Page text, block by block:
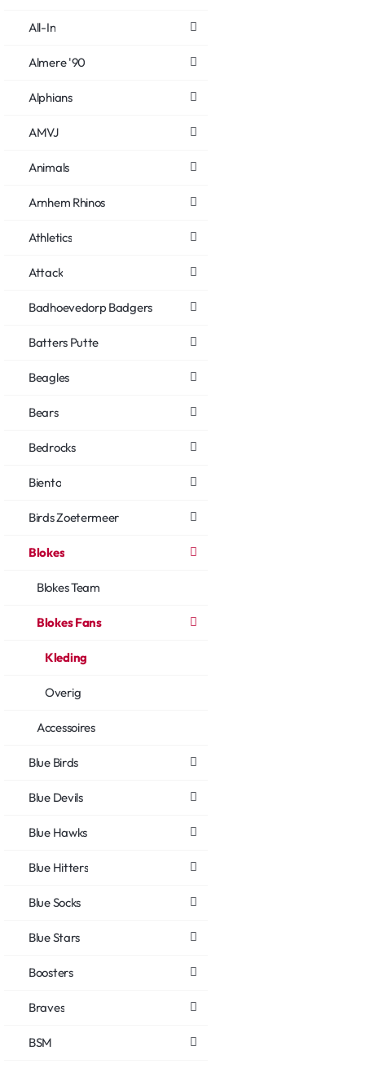
All-In
Almere '90
Alphians
AMVJ
Animals
Arnhem Rhinos
Athletics
Attack
Badhoevedorp Badgers
Batters Putte
Beagles
Bears
Bedrocks
Biento
Birds Zoetermeer
Blokes
Blokes Team
Blokes Fans
Kleding
Overig
Accessoires
Blue Birds
Blue Devils
Blue Hawks
Blue Hitters
Blue Socks
Blue Stars
Boosters
Braves
BSM